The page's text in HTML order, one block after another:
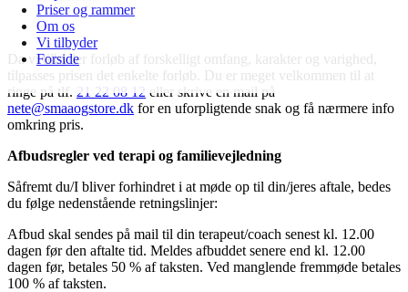
Priser og rammer
Om os
Vi tilbyder
Forside
Da vi tilbyder forløb af forskelligt omfang, karakter og varighed,
tilpasses prisen det enkelte forløb. Du er meget velkommen til at
ringe på tlf. 21 22 08 12 eller skrive en mail på
nete@smaaogstore.dk for en uforpligtende snak og få nærmere info
omkring pris.
Afbudsregler ved terapi og familievejledning
Såfremt du/I bliver forhindret i at møde op til din/jeres aftale, bedes
du følge nedenstående retningslinjer:
Afbud skal sendes på mail til din terapeut/coach senest kl. 12.00
dagen før den aftalte tid. Meldes afbuddet senere end kl. 12.00
dagen før, betales 50 % af taksten. Ved manglende fremmøde betales
100 % af taksten.